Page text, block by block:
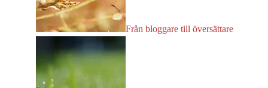
Från bloggare till översättare